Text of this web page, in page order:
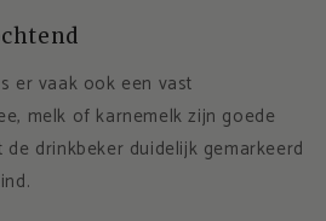
er vaak ook een vast
melk of karnemelk zijn goede
drinkbeker duidelijk gemarkeerd